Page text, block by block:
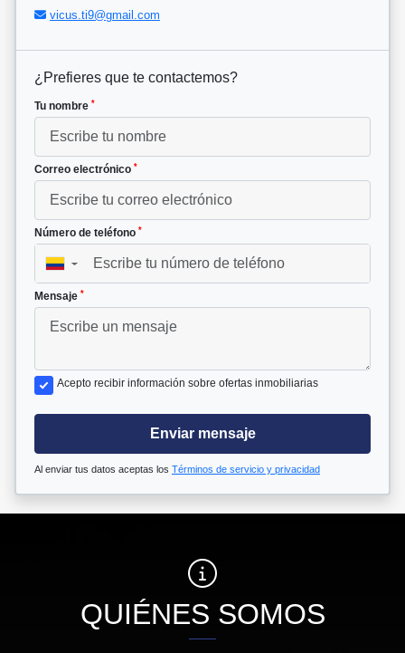
vicus.ti9@gmail.com
¿Prefieres que te contactemos?
Tu nombre *
Correo electrónico *
Número de teléfono *
▼
Mensaje *
Acepto recibir información sobre ofertas inmobiliarias
Enviar mensaje
Al enviar tus datos aceptas los Términos de servicio y privacidad
QUIÉNES SOMOS